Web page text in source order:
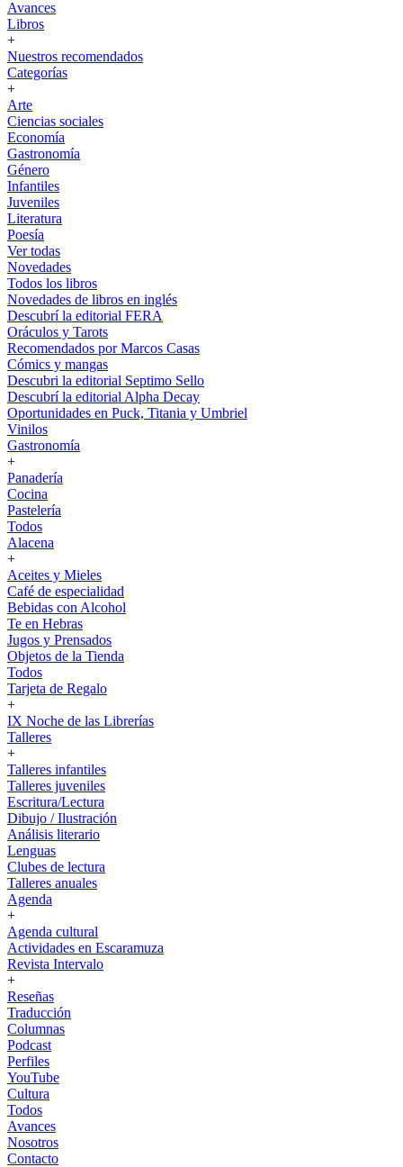
Avances
Libros
+
Nuestros recomendados
Categorías
+
Arte
Ciencias sociales
Economía
Gastronomía
Género
Infantiles
Juveniles
Literatura
Poesía
Ver todas
Novedades
Todos los libros
Novedades de libros en inglés
Descubrí la editorial FERA
Oráculos y Tarots
Recomendados por Marcos Casas
Cómics y mangas
Descubri la editorial Septimo Sello
Descubrí la editorial Alpha Decay
Oportunidades en Puck, Titania y Umbriel
Vinilos
Gastronomía
+
Panadería
Cocina
Pastelería
Todos
Alacena
+
Aceites y Mieles
Café de especialidad
Bebidas con Alcohol
Te en Hebras
Jugos y Prensados
Objetos de la Tienda
Todos
Tarjeta de Regalo
+
IX Noche de las Librerías
Talleres
+
Talleres infantiles
Talleres juveniles
Escritura/Lectura
Dibujo / Ilustración
Análisis literario
Lenguas
Clubes de lectura
Talleres anuales
Agenda
+
Agenda cultural
Actividades en Escaramuza
Revista Intervalo
+
Reseñas
Traducción
Columnas
Podcast
Perfiles
YouTube
Cultura
Todos
Avances
Nosotros
Contacto